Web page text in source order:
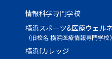
情報科学専門学校
横浜スポーツ&医療ウェル
（旧校名 横浜医療情報専門学校）
横浜fカレッジ